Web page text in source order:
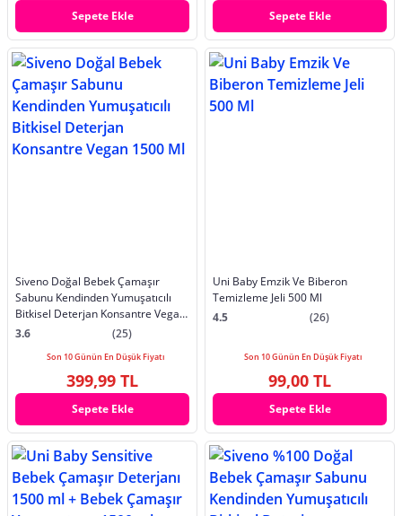
Sepete Ekle Sepete Ekle
Siveno Doğal Bebek Çamaşır
Sabunu Kendinden Yumuşatıcılı
Bitkisel Deterjan Konsantre Vegan
1500 Ml
3.6 (25)
Son 10 Günün En Düşük Fiyatı
399,99 TL
Sepete Ekle
Uni Baby Emzik Ve Biberon
Temizleme Jeli 500 Ml
4.5
(26)
Son 10 Günün En Düşük Fiyatı
99,00 TL
Sepete Ekle